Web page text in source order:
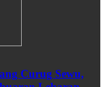
Curug Sewu,